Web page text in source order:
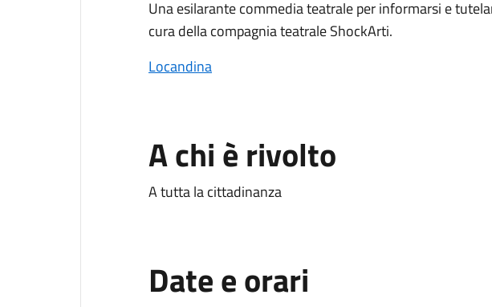
Una esilarante commedia teatrale per informarsi e
cura della compagnia teatrale ShockArti.
Locandina
A chi è rivolto
A tutta la cittadinanza
Date e orari